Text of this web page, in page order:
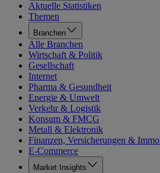
Aktuelle Statistiken
Themen
Branchen
Alle Branchen
Wirtschaft & Politik
Gesellschaft
Internet
Pharma & Gesundheit
Energie & Umwelt
Verkehr & Logistik
Konsum & FMCG
Metall & Elektronik
Finanzen, Versicherungen &
E-Commerce
Market Insights